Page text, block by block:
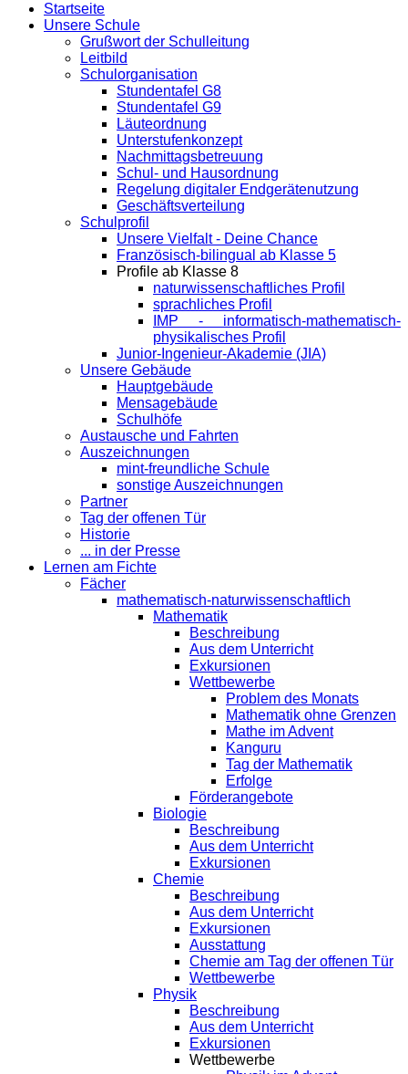
Startseite
Unsere Schule
Grußwort der Schulleitung
Leitbild
Schulorganisation
Stundentafel G8
Stundentafel G9
Läuteordnung
Unterstufenkonzept
Nachmittagsbetreuung
Schul- und Hausordnung
Regelung digitaler Endgeräte­nutzung
Geschäftsverteilung
Schulprofil
Unsere Vielfalt - Deine Chance
Französisch-bilingual ab Klasse 5
Profile ab Klasse 8
naturwissenschaftliches Profil
sprachliches Profil
IMP - informatisch-mathematisch-
physikalisches Profil
Junior-Ingenieur-Akademie (JIA)
Unsere Gebäude
Hauptgebäude
Mensagebäude
Schulhöfe
Austausche und Fahrten
Auszeichnungen
mint-freundliche Schule
sonstige Auszeichnungen
Partner
Tag der offenen Tür
Historie
... in der Presse
Lernen am Fichte
Fächer
mathematisch-naturwissenschaftlich
Mathematik
Beschreibung
Aus dem Unterricht
Exkursionen
Wettbewerbe
Problem des Monats
Mathematik ohne Grenzen
Mathe im Advent
Kanguru
Tag der Mathematik
Erfolge
Förderangebote
Biologie
Beschreibung
Aus dem Unterricht
Exkursionen
Chemie
Beschreibung
Aus dem Unterricht
Exkursionen
Ausstattung
Chemie am Tag der offenen Tür
Wettbewerbe
Physik
Beschreibung
Aus dem Unterricht
Exkursionen
Wettbewerbe